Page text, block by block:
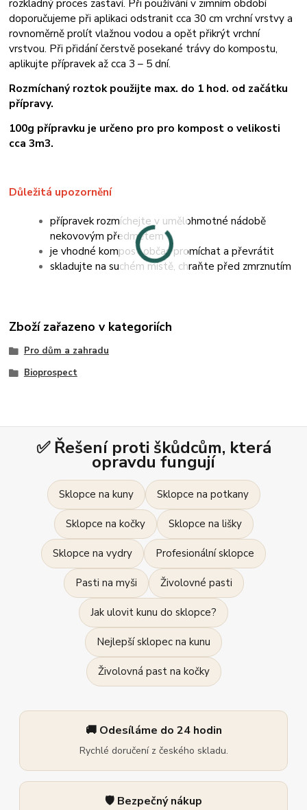
rozkladný proces zastaví. Při používání v zimním období
doporučujeme při aplikaci odstranit cca 30 cm vrchní vrstvy a
rovnoměrně prolít vlažnou vodou a opět přikrýt vrchní
vrstvou. Při přidání čerstvě posekané trávy do kompostu,
aplikujte přípravek až cca 3 – 5 dní.
Rozmíchaný roztok použijte max. do 1 hod. od začátku
přípravy.
100g přípravku je určeno pro pro kompost o velikosti
cca 3m3.
Důležitá upozornění
přípravek rozmíchejte v umělohmotné nádobě
nekovovým předmětem
je vhodné kompost občas promíchat a převrátit
skladujte na suchém místě, chraňte před zmrznutím
Zboží zařazeno v kategoriích
Pro dům a zahradu
Bioprospect
✅ Řešení proti škůdcům, která
opravdu fungují
Sklopce na kuny Sklopce na potkany
Sklopce na kočky Sklopce na lišky
Sklopce na vydry Profesionální sklopce
Pasti na myši Živolovné pasti
Jak ulovit kunu do sklopce?
Nejlepší sklopec na kunu
Živolovná past na kočky
🚚 Odesíláme do 24 hodin
Rychlé doručení z českého skladu.
🛡️ Bezpečný nákup